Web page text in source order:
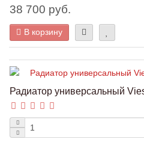
38 700 руб.
В корзину
Радиатор универсальный